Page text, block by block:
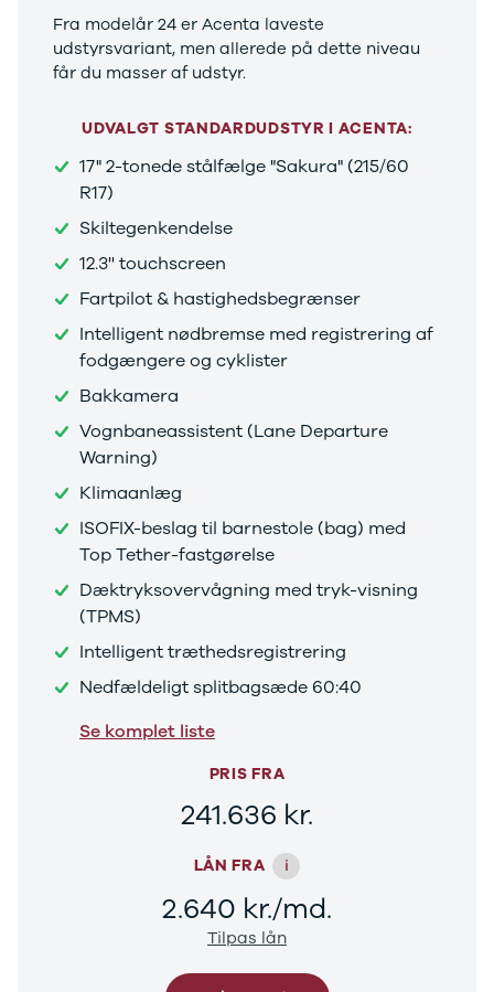
biler
Varebiler
Brugt bil
automatgear
med
Brugt
med
automatgear
Se alle
elbiler
Elbil SUV
Elbil med
Billig elbil
BMW
BYD
Cupra
Ford
Hyundai
Mazda
MINI
Nissan
Polestar
Renault
Skoda
Volvo
Fra modelår 24 er Acenta laveste
udstyrsvariant, men allerede på dette niveau
får du masser af udstyr.
UDVALGT STANDARDUDSTYR I ACENTA:
17" 2-tonede stålfælge "Sakura" (215/60
R17)
Skiltegenkendelse
12.3'' touchscreen
Fartpilot & hastighedsbegrænser
Intelligent nødbremse med registrering af
fodgængere og cyklister
Bakkamera
Vognbaneassistent (Lane Departure
Warning)
Klimaanlæg
ISOFIX-beslag til barnestole (bag) med
Top Tether-fastgørelse
Dæktryksovervågning med tryk-visning
(TPMS)
Intelligent træthedsregistrering
Nedfældeligt splitbagsæde 60:40
Se komplet liste
PRIS FRA
241.636 kr.
LÅN FRA i
2.640 kr./md.
Tilpas lån